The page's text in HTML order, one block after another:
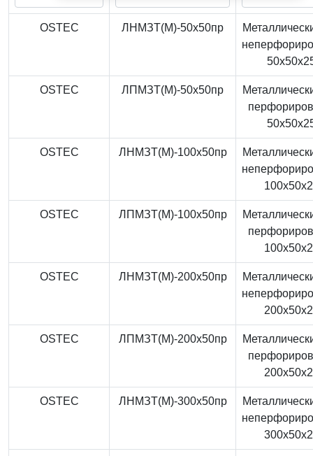
OSTEC ЛНМЗТ(М)-50x50пр
OSTEC ЛПМЗТ(М)-50x50пр
OSTEC ЛНМЗТ(М)-100x50пр
OSTEC ЛПМЗТ(М)-100x50пр
OSTEC ЛНМЗТ(М)-200x50пр
OSTEC ЛПМЗТ(М)-200x50пр
OSTEC ЛНМЗТ(М)-300x50пр